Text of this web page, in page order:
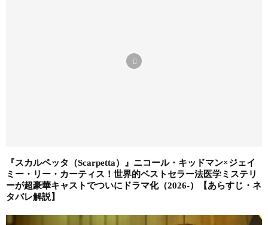
『スカルペッタ（Scarpetta）』ニコール・キッドマン×ジェイ
ミー・リー・カーティス！世界的ベストセラー法医学ミステリ
ーが超豪華キャストでついにドラマ化（2026-）【あらすじ・ネ
タバレ解説】